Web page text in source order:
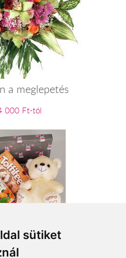
sütiket
a meglepetés
000 Ft-tól
plüss maci
200 Ft-tól